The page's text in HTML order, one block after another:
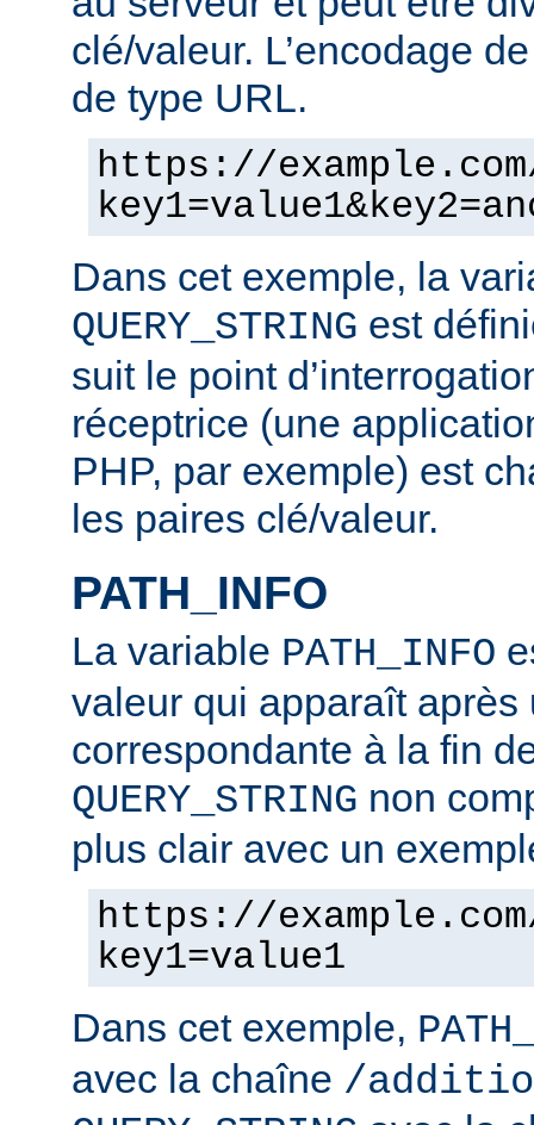
clé/valeur. L’encodage
de type URL.
https://
Dans cet exemple, la
QUERY_STRING est
suit le point
réceptrice (une
PHP, par exemple) est
les paires clé/valeur.
PATH_INFO
La variable PATH_INFO
valeur qui apparaît après
correspondante à la fin
QUERY_STRING non
plus clair avec un
https://
key1=value1
Dans cet exemple,
avec la chaîne /